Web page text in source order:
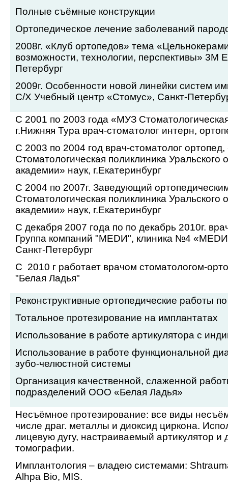
Полные съёмные конструкции
Ортопедическое лечение заболеваний
2008г. «Клуб ортопедов» тема
возможности, технологии, перспективы» 3М
Петербург
2009г. Особенности новой линейки систем
C/X Учебный центр «Стомус», Санкт-
С 2001 по 2003 года «МУЗ
г.Нижняя Тура врач-стоматолог интерн,
С 2003 по 2004 год врач-стоматолог
Стоматологическая поликлиника Уральского
академии» наук, г.Екатеринбург
С 2004 по 2007г. Заведующий
Стоматологическая поликлиника Уральского
академии» наук, г.Екатеринбург
С декабря 2007 года по по декабрь 2010г.
Группа компаний "МЕDИ", клиника №4 «МЕDИ
Санкт-Петербург
С 2010 г работает врачом стоматологом-
"Белая Ладья"
Реконструктивные ортопедические работы
Тотальное протезирование на имплантатах
Использование в работе артикулятора с
Использование в работе функциональной
зубо-челюстной системы
Организация качественной, слаженной
подразделений ООО «Белая Ладья»
Несъёмное протезирование: все виды
числе драг. металлы и диоксид циркона.
лицевую дугу, настраиваемый артикулятор
томографии.
Имплантология – владею системами:
Alhpa Bio, MIS.